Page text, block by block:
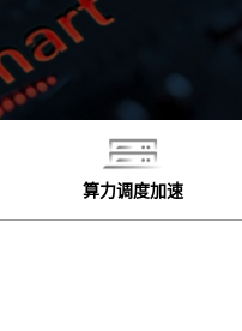
算力调度加速